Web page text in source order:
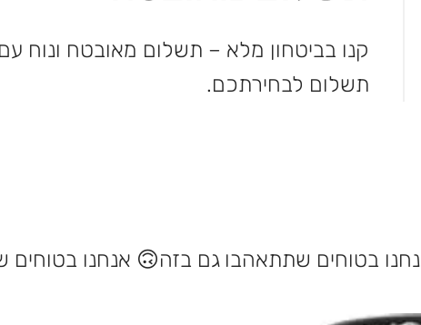
קנו בביטחון מלא – תשלום מאובטח ונוח עם
תשלום לבחירתכם.
אנחנו בטוחים שתתאהבו גם בזה 🙃